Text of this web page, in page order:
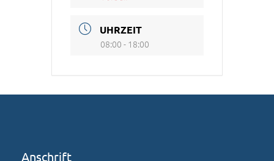
UHRZEIT
08:00 - 18:00
Anschrift